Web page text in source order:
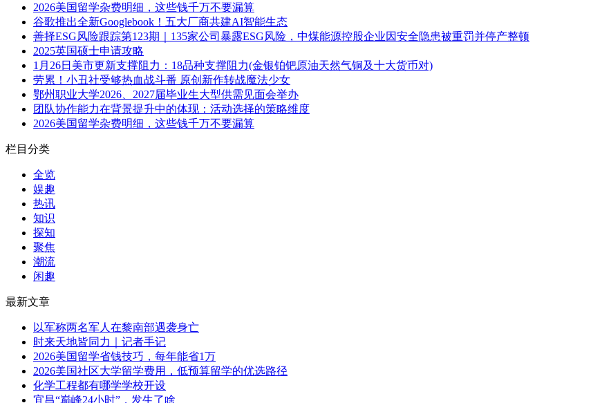
2026美国留学杂费明细，这些钱千万不要漏算
谷歌推出全新Googlebook！五大厂商共建AI智能生态
善择ESG风险跟踪第123期｜135家公司暴露ESG风险，中煤能源控股企业因安全隐患被重罚并停产整顿
2025英国硕士申请攻略
1月26日美市更新支撑阻力：18品种支撑阻力(金银铂钯原油天然气铜及十大货币对)
劳累！小丑社受够热血战斗番 原创新作转战魔法少女
鄂州职业大学2026、2027届毕业生大型供需见面会举办
团队协作能力在背景提升中的体现：活动选择的策略维度
2026美国留学杂费明细，这些钱千万不要漏算
栏目分类
全览
娱趣
热讯
知识
探知
聚焦
潮流
闲趣
最新文章
以军称两名军人在黎南部遇袭身亡
时来天地皆同力｜记者手记
2026美国留学省钱技巧，每年能省1万
2026美国社区大学留学费用，低预算留学的优选路径
化学工程都有哪学学校开设
宜昌“巅峰24小时”，发生了啥